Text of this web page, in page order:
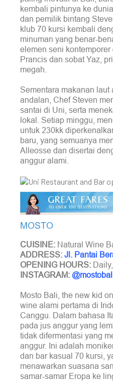
kembali pintunya ke
dan pemilik bintang
klub 70 kursi kembali
minuman yang benar-
elemen seni
Prancis dan sobat Yaz,
megah.
Sementara makanan laut
andalan, Chef Steven
santai di Uni, serta
lokal. Setiap minggu,
untuk 230kk
baru, yang semuanya
Alleosse dan disertai
anggur alami.
MOSTO
CUISINE: Natural Wine
ADDRESS: Jl. Pantai
OPENING HOURS:
INSTAGRAM:
Mosto Bali, the new kid
wine alami pertama di
Canggu. Dalam bahasa
pada jus anggur yang
tidak difermentasi yang
anggur. Ini adalah
dan bar kasual 70 kursi,
menawarkan suasana
samar-samar Eropa ke